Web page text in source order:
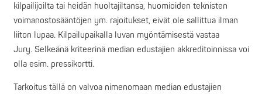
kilpailijoilta tai heidän huoltajiltansa, huomioiden teknisten
voimanostosääntöjen ym. rajoitukset, eivät ole sallittua ilman
liiton lupaa. Kilpailupaikalla luvan myöntämisestä vastaa
Jury. Selkeänä kriteerinä median edustajien akkreditoinnissa voi
olla esim. pressikortti.
Tarkoitus tällä on valvoa nimenomaan median edustajien